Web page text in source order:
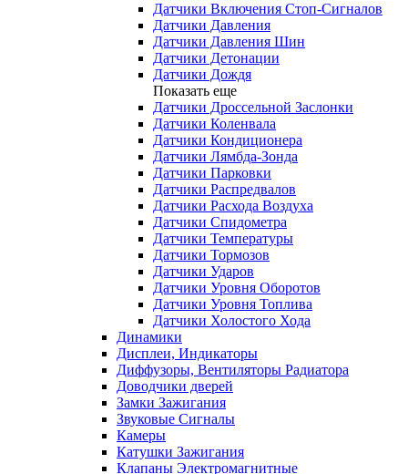
Датчики Включения Стоп-Сигналов
Датчики Давления
Датчики Давления Шин
Датчики Детонации
Датчики Дождя
Показать еще
Датчики Дроссельной Заслонки
Датчики Коленвала
Датчики Кондиционера
Датчики Лямбда-Зонда
Датчики Парковки
Датчики Распредвалов
Датчики Расхода Воздуха
Датчики Спидометра
Датчики Температуры
Датчики Тормозов
Датчики Ударов
Датчики Уровня Оборотов
Датчики Уровня Топлива
Датчики Холостого Хода
Динамики
Дисплеи, Индикаторы
Диффузоры, Вентиляторы Радиатора
Доводчики дверей
Замки Зажигания
Звуковые Сигналы
Камеры
Катушки Зажигания
Клапаны Электромагнитные